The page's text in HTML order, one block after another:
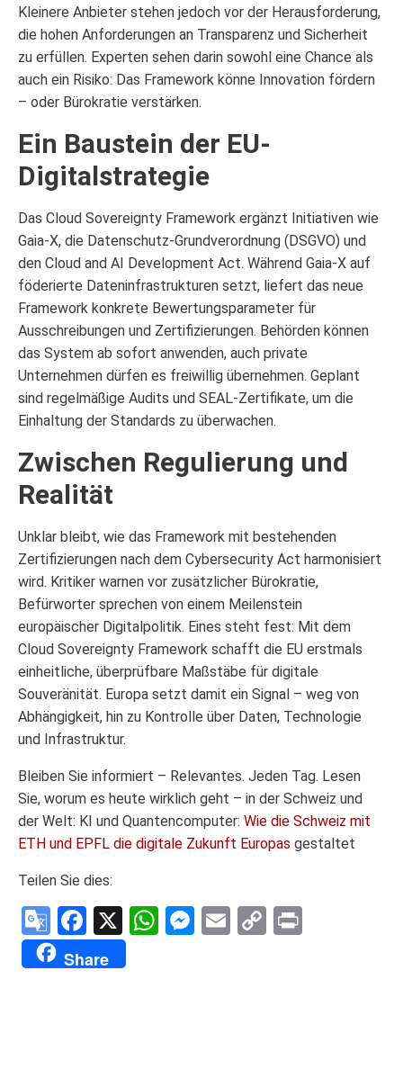
Kleinere Anbieter stehen jedoch vor der Herausforderung,
die hohen Anforderungen an Transparenz und Sicherheit
zu erfüllen. Experten sehen darin sowohl eine Chance als
auch ein Risiko: Das Framework könne Innovation fördern
– oder Bürokratie verstärken.
Ein Baustein der EU-
Digitalstrategie
Das Cloud Sovereignty Framework ergänzt Initiativen wie
Gaia-X, die Datenschutz-Grundverordnung (DSGVO) und
den Cloud and AI Development Act. Während Gaia-X auf
föderierte Dateninfrastrukturen setzt, liefert das neue
Framework konkrete Bewertungsparameter für
Ausschreibungen und Zertifizierungen. Behörden können
das System ab sofort anwenden, auch private
Unternehmen dürfen es freiwillig übernehmen. Geplant
sind regelmäßige Audits und SEAL-Zertifikate, um die
Einhaltung der Standards zu überwachen.
Zwischen Regulierung und
Realität
Unklar bleibt, wie das Framework mit bestehenden
Zertifizierungen nach dem Cybersecurity Act harmonisiert
wird. Kritiker warnen vor zusätzlicher Bürokratie,
Befürworter sprechen von einem Meilenstein
europäischer Digitalpolitik. Eines steht fest: Mit dem
Cloud Sovereignty Framework schafft die EU erstmals
einheitliche, überprüfbare Maßstäbe für digitale
Souveränität. Europa setzt damit ein Signal – weg von
Abhängigkeit, hin zu Kontrolle über Daten, Technologie
und Infrastruktur.
Bleiben Sie informiert – Relevantes. Jeden Tag. Lesen
Sie, worum es heute wirklich geht – in der Schweiz und
der Welt: KI und Quantencomputer: Wie die Schweiz mit
ETH und EPFL die digitale Zukunft Europas gestaltet
Teilen Sie dies:
Google
Translate
Facebook
X WhatsApp
Messenger
Email
Copy
Share